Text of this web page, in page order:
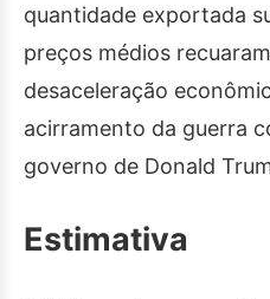
quantidade exportada
preços médios
desaceleração
acirramento da guerra
governo de Donald
Estimativa